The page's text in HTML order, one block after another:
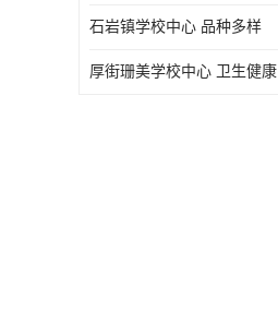
石岩镇学校中心 品种多样
厚街珊美学校中心 卫生健康